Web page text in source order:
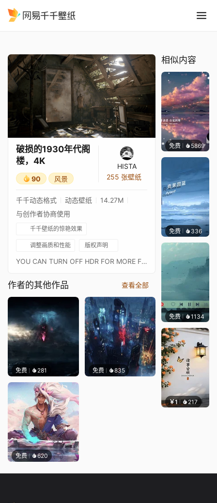
破损的1930年代阁
楼，4K
90 风景
HISTA
255 张壁纸
千千动态格式 动态壁纸
14.27M
与创作者协商使用
千千壁纸的惊艳效果
调整画质和性能 版权声明
YOU CAN TURN OFF HDR FOR MORE FPS./ / / 作者未知。 关闭 HDR 以获得更多 FPS。PREVIEW IS RECORDED ON ULTRA SETTINGS./ / / / / / / / / / / / / / / / / / / / / / / 預覽記錄在超設置。author: https://www.artstation.com/christenacontact me: histaoff@gmail.commusic: sinnr x Gemp - Moonlight Glaze/ / APPROVED WORKS
作者的其他作品 查看全部
免费 281 免费 835
免费 620
相似内容
免费 5869冰茶
免费 336冰茶Ln
免费 1134冰茶
￥1 217 渔小小